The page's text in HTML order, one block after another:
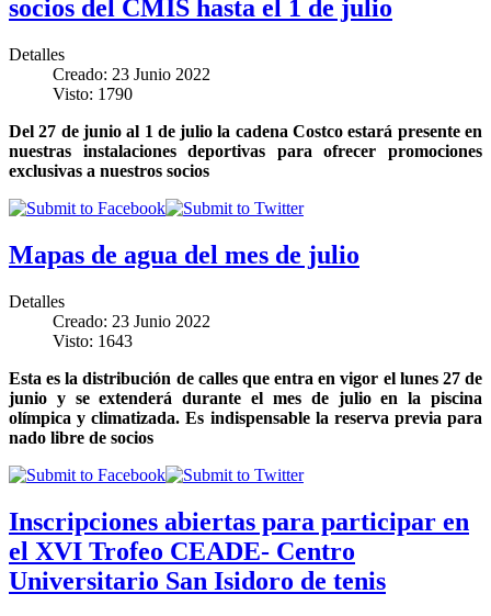
socios del CMIS hasta el 1 de julio
Detalles
Creado: 23 Junio 2022
Visto: 1790
Del 27 de junio al 1 de julio la cadena Costco estará presente en
nuestras instalaciones deportivas para ofrecer promociones
exclusivas a nuestros socios
Mapas de agua del mes de julio
Detalles
Creado: 23 Junio 2022
Visto: 1643
Esta es la distribución de calles que entra en vigor el lunes 27 de
junio y se extenderá durante el mes de julio en la piscina
olímpica y climatizada. Es indispensable la reserva previa para
nado libre de socios
Inscripciones abiertas para participar en
el XVI Trofeo CEADE- Centro
Universitario San Isidoro de tenis